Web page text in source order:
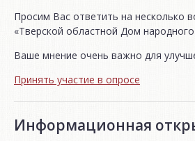
Просим Вас ответить на несколько
«Тверской областной Дом
Ваше мнение очень важно для
Принять участие в опросе
Информационная